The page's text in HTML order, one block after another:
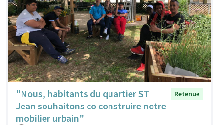
"Nous, habitants du quartier ST
Jean souhaitons co construire notre
mobilier urbain"
Retenue